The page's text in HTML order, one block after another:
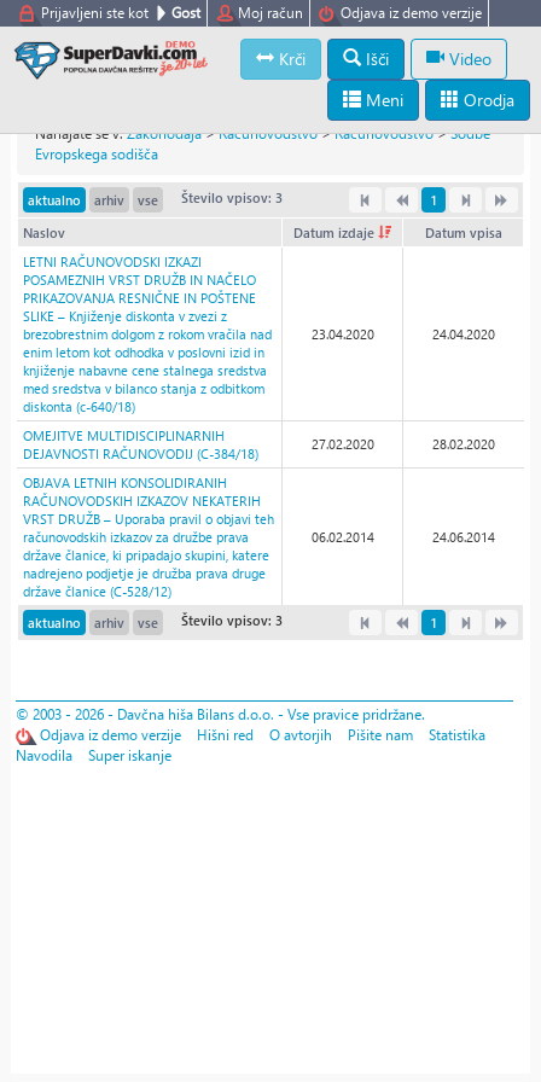
Prijavljeni ste kot Gost Moj račun Odjava iz demo verzije
Krči Išči
Video
Orodja
Meni
Nahajate se v:Zakonodaja>Računovodstvo>Računovodstvo>Sodbe
Evropskega sodišča
aktualno arhiv vse Število vpisov: 3 1
Naslov Datum izdaje
Datum vpisa
LETNI RAČUNOVODSKI IZKAZI
POSAMEZNIH VRST DRUŽB IN NAČELO
PRIKAZOVANJA RESNIČNE IN POŠTENE
SLIKE – Knjiženje diskonta v zvezi z
brezobrestnim dolgom z rokom vračila nad
enim letom kot odhodka v poslovni izid in
knjiženje nabavne cene stalnega sredstva
med sredstva v bilanco stanja z odbitkom
diskonta (c-640/18)
23.04.2020 24.04.2020
OMEJITVE MULTIDISCIPLINARNIH
DEJAVNOSTI RAČUNOVODIJ (C-384/18)
27.02.2020 28.02.2020
OBJAVA LETNIH KONSOLIDIRANIH
RAČUNOVODSKIH IZKAZOV NEKATERIH
VRST DRUŽB – Uporaba pravil o objavi teh
računovodskih izkazov za družbe prava
države članice, ki pripadajo skupini, katere
nadrejeno podjetje je družba prava druge
države članice (C-528/12)
06.02.2014 24.06.2014
aktualno arhiv vse Število vpisov: 3 1
© 2003 - 2026 - Davčna hiša Bilans d.o.o. - Vse pravice pridržane.
Odjava iz demo verzije
Hišni red O avtorjih Pišite nam
Statistika
Navodila
Super iskanje